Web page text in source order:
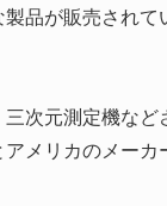
品が販売され
次元測定機な
メリカのメー